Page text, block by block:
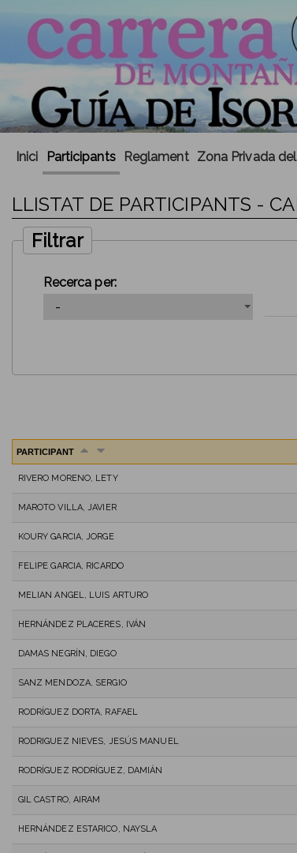
Inici Participants Reglament Zona Privada
LLISTAT DE PARTICIPANTS -
Filtrar
Recerca per:
PARTICIPANT
RIVERO MORENO, LETY
MAROTO VILLA, JAVIER
KOURY GARCIA, JORGE
FELIPE GARCIA, RICARDO
MELIAN ANGEL, LUIS ARTURO
HERNÁNDEZ PLACERES, IVÁN
DAMAS NEGRÍN, DIEGO
SANZ MENDOZA, SERGIO
RODRÍGUEZ DORTA, RAFAEL
RODRIGUEZ NIEVES, JESÚS MANUEL
RODRÍGUEZ RODRÍGUEZ, DAMIÁN
GIL CASTRO, AIRAM
HERNÁNDEZ ESTARICO, NAYSLA